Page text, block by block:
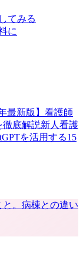
てみる
に
最新版】 看護師
徹底解説新人看護
を活用する15